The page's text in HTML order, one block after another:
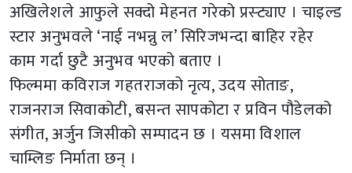
अखिलेशले आफुले सक्दो मेहनत गरेको प्रस्ट्याए । चाइल्ड
स्टार अनुभवले ‘नाई नभन्नु ल’ सिरिजभन्दा बाहिर रहेर
काम गर्दा छुटै अनुभव भएको बताए ।
फिल्ममा कविराज गहतराजको नृत्य, उदय सोताङ,
राजनराज सिवाकोटी, बसन्त सापकोटा र प्रविन पौडेलको
संगीत, अर्जुन जिसीको सम्पादन छ । यसमा विशाल
चाम्लिङ निर्माता छन् ।